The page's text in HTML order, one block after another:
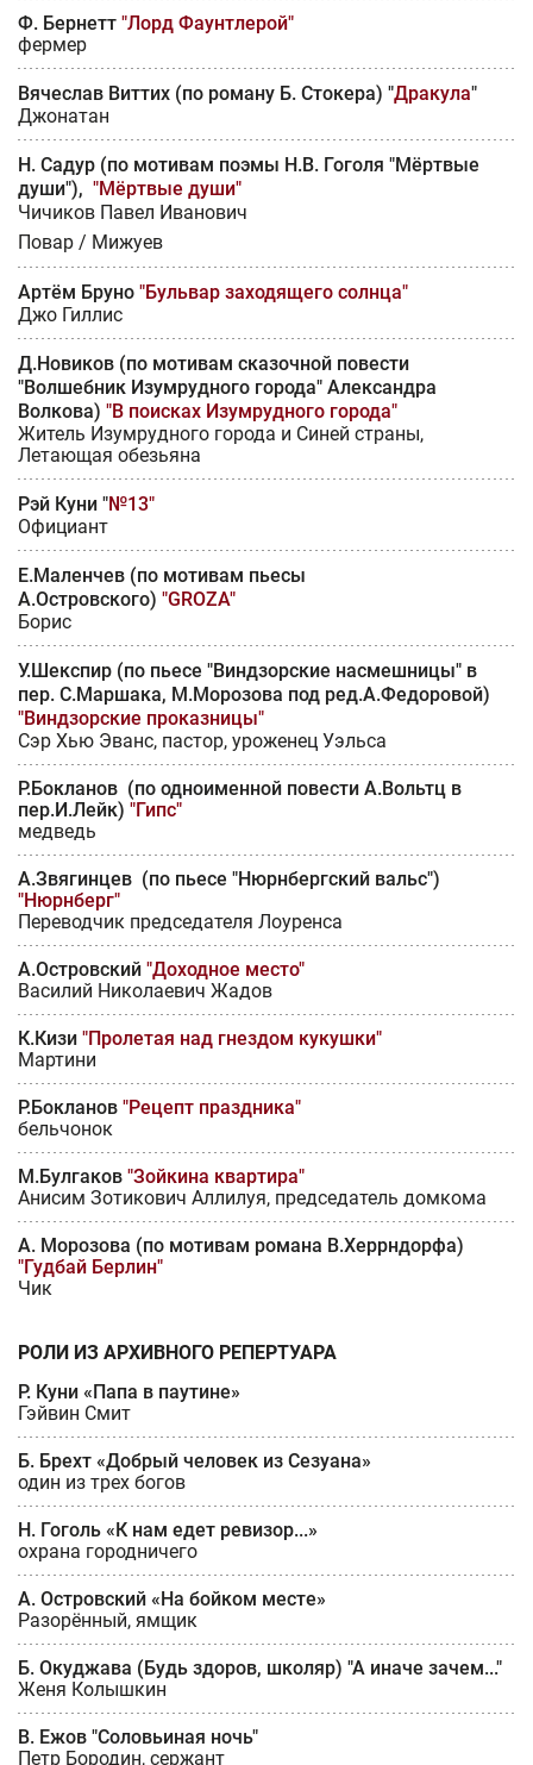
Ф. Бернетт "Лорд Фаунтлерой"
фермер
Вячеслав Виттих (по роману Б. Стокера) "Дракула"
Джонатан
Н. Садур (по мотивам поэмы Н.В. Гоголя "Мёртвые
души"), "Мёртвые души"
Чичиков Павел Иванович
Повар / Мижуев
Артём Бруно "Бульвар заходящего солнца"
Джо Гиллис
Д.Новиков (по мотивам сказочной повести
"Волшебник Изумрудного города" Александра
Волкова) "В поисках Изумрудного города"
Житель Изумрудного города и Синей страны,
Летающая обезьяна
Рэй Куни "№13"
Официант
Е.Маленчев (по мотивам пьесы
А.Островского) "GROZA"
Борис
У.Шекспир (по пьесе "Виндзорские насмешницы" в
пер. С.Маршака, М.Морозова под ред.А.Федоровой)
"Виндзорские проказницы"
Сэр Хью Эванс, пастор, уроженец Уэльса
Р.Бокланов (по одноименной повести А.Вольтц в
пер.И.Лейк) "Гипс"
медведь
А.Звягинцев (по пьесе "Нюрнбергский вальс")
"Нюрнберг"
Переводчик председателя Лоуренса
А.Островский "Доходное место"
Василий Николаевич Жадов
К.Кизи "Пролетая над гнездом кукушки"
Мартини
Р.Бокланов "Рецепт праздника"
бельчонок
М.Булгаков "Зойкина квартира"
Анисим Зотикович Аллилуя, председатель домкома
А. Морозова (по мотивам романа В.Херрндорфа)
"Гудбай Берлин"
Чик
РОЛИ ИЗ АРХИВНОГО РЕПЕРТУАРА
Р. Куни «Папа в паутине»
Гэйвин Смит
Б. Брехт «Добрый человек из Сезуана»
один из трех богов
Н. Гоголь «К нам едет ревизор...»
охрана городничего
А. Островский «На бойком месте»
Разорённый, ямщик
Б. Окуджава (Будь здоров, школяр) "А иначе зачем..."
Женя Колышкин
В. Ежов "Соловьиная ночь"
Петр Бородин, сержант